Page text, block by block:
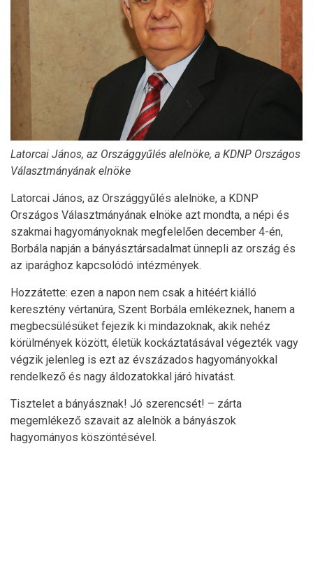
Latorcai János, az Országgyűlés alelnöke, a KDNP Országos
Választmányának elnöke
Latorcai János, az Országgyűlés alelnöke, a KDNP
Országos Választmányának elnöke azt mondta, a népi és
szakmai hagyományoknak megfelelően december 4-én,
Borbála napján a bányásztársadalmat ünnepli az ország és
az iparághoz kapcsolódó intézmények.
Hozzátette: ezen a napon nem csak a hitéért kiálló
keresztény vértanúra, Szent Borbála emlékeznek, hanem a
megbecsülésüket fejezik ki mindazoknak, akik nehéz
körülmények között, életük kockáztatásával végezték vagy
végzik jelenleg is ezt az évszázados hagyományokkal
rendelkező és nagy áldozatokkal járó hivatást.
Tisztelet a bányásznak! Jó szerencsét! – zárta
megemlékező szavait az alelnök a bányászok
hagyományos köszöntésével.